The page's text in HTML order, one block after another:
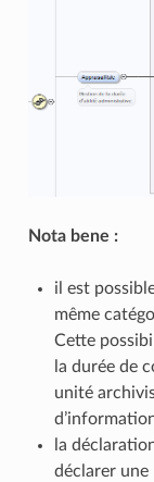
Nota bene :
il est
même
Cette
la durée de
unité
la
déclarer une